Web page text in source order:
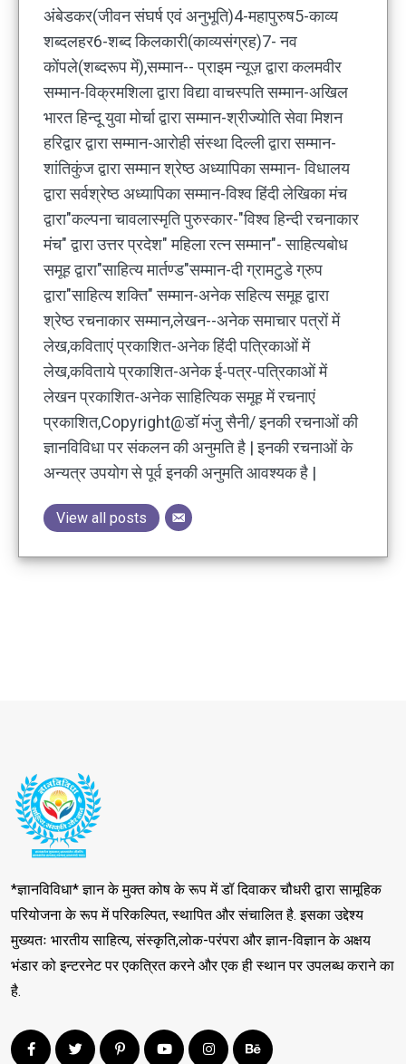
अंबेडकर(जीवन संघर्ष एवं अनुभूति)4-महापुरुष5-काव्य
शब्दलहर6-शब्द किलकारी(काव्यसंग्रह)7- नव
कोंपले(शब्दरूप में),सम्मान-- प्राइम न्यूज़ द्वारा कलमवीर
सम्मान-विक्रमशिला द्वारा विद्या वाचस्पति सम्मान-अखिल
भारत हिन्दू युवा मोर्चा द्वारा सम्मान-श्रीज्योति सेवा मिशन
हरिद्वार द्वारा सम्मान-आरोही संस्था दिल्ली द्वारा सम्मान-
शांतिकुंज द्वारा सम्मान श्रेष्ठ अध्यापिका सम्मान- विधालय
द्वारा सर्वश्रेष्ठ अध्यापिका सम्मान-विश्व हिंदी लेखिका मंच
द्वारा"कल्पना चावलास्मृति पुरुस्कार-"विश्व हिन्दी रचनाकार
मंच" द्वारा उत्तर प्रदेश" महिला रत्न सम्मान"- साहित्यबोध
समूह द्वारा"साहित्य मार्तण्ड"सम्मान-दी ग्रामटुडे ग्रुप
द्वारा"साहित्य शक्ति" सम्मान-अनेक सहित्य समूह द्वारा
श्रेष्ठ रचनाकार सम्मान,लेखन--अनेक समाचार पत्रों में
लेख,कविताएं प्रकाशित-अनेक हिंदी पत्रिकाओं में
लेख,कविताये प्रकाशित-अनेक ई-पत्र-पत्रिकाओं में
लेखन प्रकाशित-अनेक साहित्यिक समूह में रचनाएं
प्रकाशित,Copyright@डॉ मंजु सैनी/ इनकी रचनाओं की
ज्ञानविविधा पर संकलन की अनुमति है | इनकी रचनाओं के
अन्यत्र उपयोग से पूर्व इनकी अनुमति आवश्यक है |
View all posts
*ज्ञानविविधा* ज्ञान के मुक्त कोष के रूप में डॉ दिवाकर चौधरी द्वारा सामूहिक
परियोजना के रूप में परिकल्पित, स्थापित और संचालित है. इसका उद्देश्य
मुख्यतः भारतीय साहित्य, संस्कृति,लोक-परंपरा और ज्ञान-विज्ञान के अक्षय
भंडार को इन्टरनेट पर एकत्रित करने और एक ही स्थान पर उपलब्ध कराने का
है.